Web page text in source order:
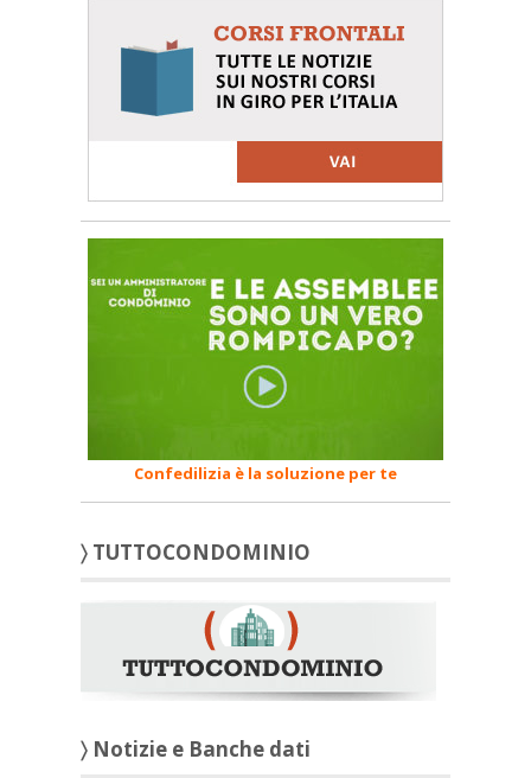
Confedilizia è la soluzione per te
〉 TUTTOCONDOMINIO
〉 Notizie e Banche dati